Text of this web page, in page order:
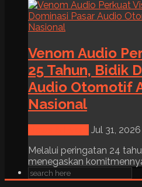
Venom Audio
25 Tahun, Bidik
Audio Otomotif
Nasional
Jul 31, 2026
Melalui peringatan 24
menegaskan